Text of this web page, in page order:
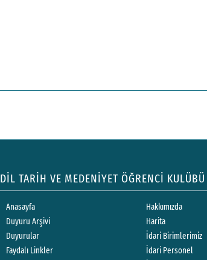
DİL TARİH VE MEDENİYET ÖĞRENCİ KULÜBÜ
Anasayfa
Duyuru Arşivi
Duyurular
Faydalı Linkler
Hakkımızda
Harita
İdari Birimlerimiz
İdari Personel